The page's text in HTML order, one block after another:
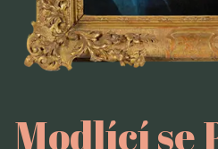
Modlící se